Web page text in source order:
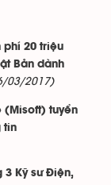
phí 20 triệu
Bản dành
03/2017)
(Misoft) tuyển
tin
3 Kỹ sư Điện,